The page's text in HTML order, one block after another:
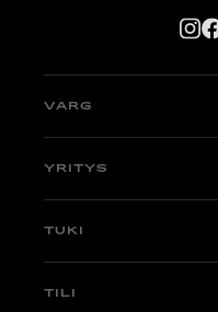
VARG
VARG EX
Factory Edition
YRITYS
Tietoa meistä
TUKI
Tuki
TILI